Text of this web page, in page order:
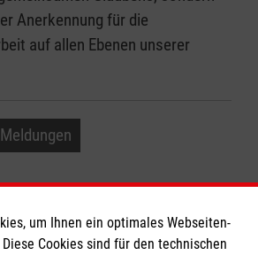
Anerkennung für die
auf allen Ebenen unserer
um Ihnen ein optimales Webseiten-
Cookies sind für den technischen